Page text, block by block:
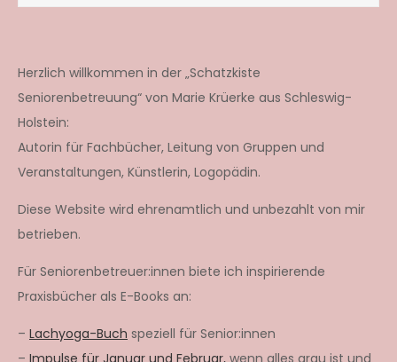
Herzlich willkommen in der „Schatzkiste
Seniorenbetreuung“ von Marie Krüerke aus Schleswig-
Holstein:
Autorin für Fachbücher, Leitung von Gruppen und
Veranstaltungen, Künstlerin, Logopädin.
Diese Website wird ehrenamtlich und unbezahlt von mir
betrieben.
Für Seniorenbetreuer:innen biete ich inspirierende
Praxisbücher als E-Books an:
– Lachyoga-Buch speziell für Senior:innen